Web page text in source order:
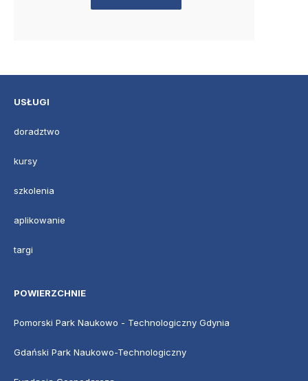
USŁUGI
doradztwo
kursy
szkolenia
aplikowanie
targi
POWIERZCHNIE
Pomorski Park Naukowo - Technologiczny Gdynia
Gdański Park Naukowo-Technologiczny